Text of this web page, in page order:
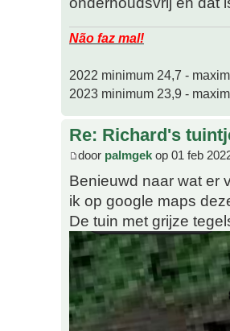
Não faz mal!
2022 minimum 24,7 -
2023 minimum 23,9 -
Re: Richard's
door palmgek op 01 feb
Benieuwd naar wat er
ik op google maps
De tuin met grijze